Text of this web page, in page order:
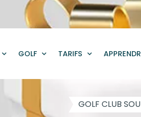
GOLF TARIFS
GOLF CLUB